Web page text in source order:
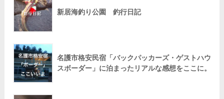
新居海釣り公園 釣行日記
名護市格安民宿「バックパッカーズ・ゲストハウ
スボーダー」に泊まったリアルな感想をここに。